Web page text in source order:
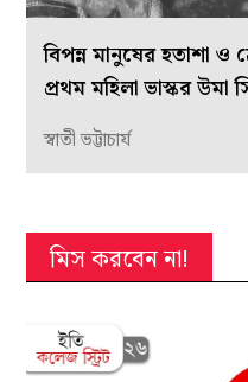
বিপন্ন মানুষের হতাশা
প্রথম মহিলা ভাস্কর উমা
স্বাতী ভট্টাচার্য
মিস করবেন না!